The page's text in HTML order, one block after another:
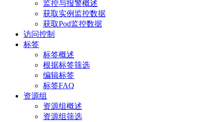
监控与报警概述
获取实例监控数据
获取Pod监控数据
访问控制
标签
标签概述
根据标签筛选
编辑标签
标签FAQ
资源组
资源组概述
资源组筛选